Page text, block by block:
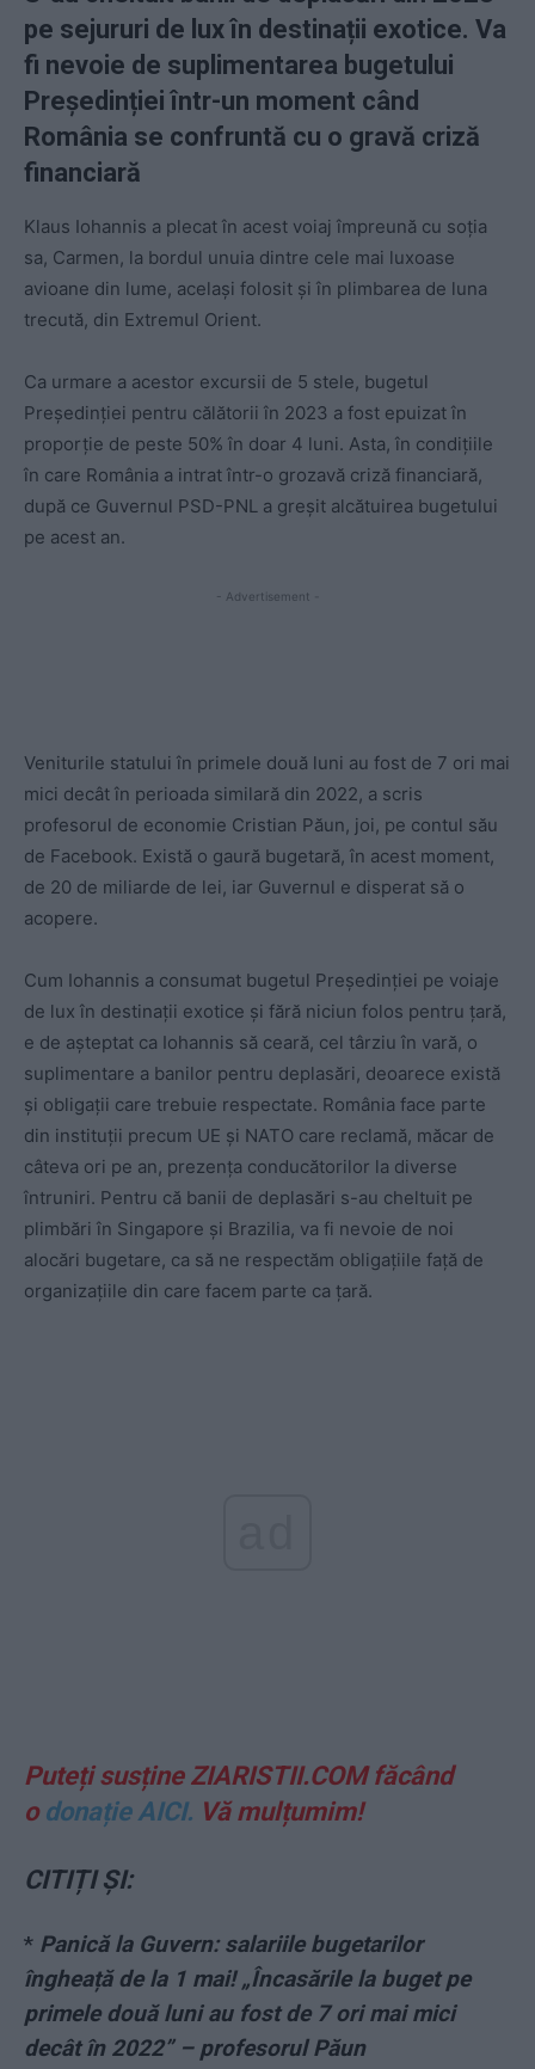
pe sejururi de lux în destinații exotice. Va
fi nevoie de suplimentarea bugetului
Președinției într-un moment când
România se confruntă cu o gravă criză
financiară
Klaus Iohannis a plecat în acest voiaj împreună cu soția
sa, Carmen, la bordul unuia dintre cele mai luxoase
avioane din lume, același folosit și în plimbarea de luna
trecută, din Extremul Orient.
Ca urmare a acestor excursii de 5 stele, bugetul
Președinției pentru călătorii în 2023 a fost epuizat în
proporție de peste 50% în doar 4 luni. Asta, în condițiile
în care România a intrat într-o grozavă criză financiară,
după ce Guvernul PSD-PNL a greșit alcătuirea bugetului
pe acest an.
- Advertisement -
Veniturile statului în primele două luni au fost de 7 ori mai
mici decât în perioada similară din 2022, a scris
profesorul de economie Cristian Păun, joi, pe contul său
de Facebook. Există o gaură bugetară, în acest moment,
de 20 de miliarde de lei, iar Guvernul e disperat să o
acopere.
Cum Iohannis a consumat bugetul Președinției pe voiaje
de lux în destinații exotice și fără niciun folos pentru țară,
e de așteptat ca Iohannis să ceară, cel târziu în vară, o
suplimentare a banilor pentru deplasări, deoarece există
și obligații care trebuie respectate. România face parte
din instituții precum UE și NATO care reclamă, măcar de
câteva ori pe an, prezența conducătorilor la diverse
întruniri. Pentru că banii de deplasări s-au cheltuit pe
plimbări în Singapore și Brazilia, va fi nevoie de noi
alocări bugetare, ca să ne respectăm obligațiile față de
organizațiile din care facem parte ca țară.
Puteți susține ZIARISTII.COM făcând
o donație AICI. Vă mulțumim!
CITIȚI ȘI:
* Panică la Guvern: salariile bugetarilor
îngheață de la 1 mai! „Încasările la buget pe
primele două luni au fost de 7 ori mai mici
decât în 2022” – profesorul Păun